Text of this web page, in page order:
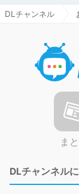
DLチャンネル
ま
DLチャンネル